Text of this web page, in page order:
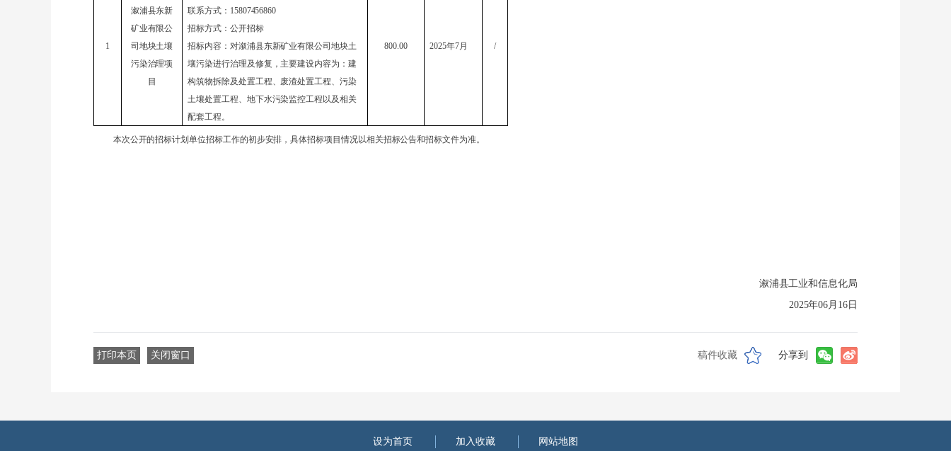
1
溆浦县东新
矿业有限公
司地块土壤
污染治理项
目
联系方式： 15807456860
招标方式：公开招标
招标内容：对溆浦县东新矿业有限公司地块土
壤污染进行治理及修复，主要建设内容为：建
构筑物拆除及处置工程、废渣处置工程、污染
土壤处置工程、地下水污染监控工程以及相关
配套工程。
800.00 2025年7月 /
本次公开的招标计划单位招标工作的初步安排，具体招标项目情况以相关招标公告和招标文件为准。
溆浦县工业和信息化局
2025年06月16日
打印本页 关闭窗口 稿件收藏 分享到
设为首页 加入收藏 网站地图